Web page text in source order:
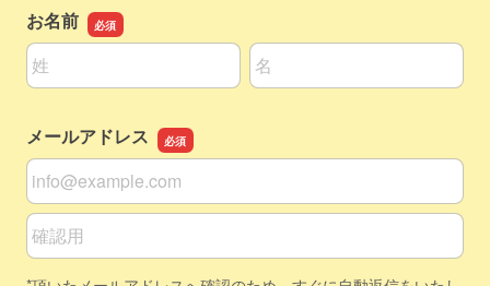
お名前
名前の姓
名前の名
メールアドレス
メールアドレス
メールアドレスの確認用